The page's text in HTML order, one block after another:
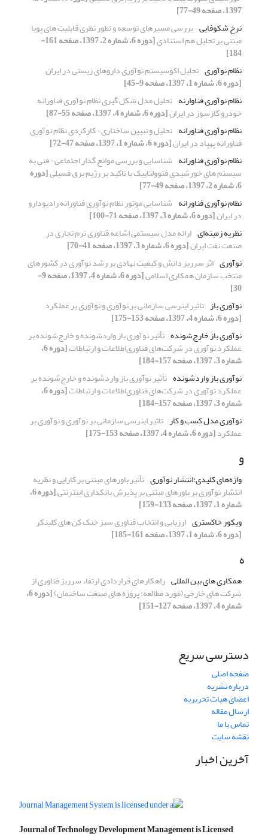
1397، صفحه 49-77]
نرخ شکوفایی بررسی مسیرهای توسعه و تطور نظری قابلیت های پویا
مبتنی بر تحلیل هم استنادی [دوره 6، شماره 2، 1397، صفحه 161-
184]
نظام نوآوری تحلیل اکوسیستم نوآوری داروهای زیستی در ایران
[دوره 6، شماره 1، 1397، صفحه 9-45]
نظام نوآوری فناوارنه تحلیل مدل شکل گیری نظام نوآوری فناورانه
خودرو گازسوز در ایران[دوره 6، شماره 4، 1397، صفحه 55-87]
نظام نوآوری فناورانه تحلیل و تبیین ساختاری- کارکردی نظام نوآوری
فناورانه پهپاد در ایران[دوره 6، شماره 1، 1397، صفحه 47-72]
نظام نوآوری فناورانه شناسایی و بررسی موانع گذار اجتماعی- فنی به
سیستم های خورشیدی فتوولتاییک با تاکید بر رژیم برق فسیلی[دوره
6، شماره 2، 1397، صفحه 49-77]
نظام نوآوری فناورانه شناسایی موتور نظام نوآوری فناورانه رادیودارو
در ایران[دوره 6، شماره 3، 1397، صفحه 71-100]
نظریه زمینه‌ای ارائه مدل سیستمی اشاعه فناوری نرم تجاری در
صنعت نفت ایران[دوره 6، شماره 3، 1397، صفحه 41-70]
نوآوری اثر سرریز دانش و کیفیت نهادی بر رشد نوآوری در کشورهای
منتخب سازمان همکاری اسلامی [دوره 6، شماره 4، 1397، صفحه 9-
30]
نوآوری باز تاثیر اینرسی سازمانی بر نوآوری و نوآوری بر عملکرد
[دوره 6، شماره 4، 1397، صفحه 153-175]
نوآوری باز خارج‌شونده تأثیر نوآوری باز واردشونده و خارج‌شونده بر
عملکرد نوآوری در شرکت‌های فناوری‌اطلاعات و ارتباطات [دوره 6،
شماره 3، 1397، صفحه 157-184]
نوآوری باز واردشونده تأثیر نوآوری باز واردشونده و خارج‌شونده بر
عملکرد نوآوری در شرکت‌های فناوری‌اطلاعات و ارتباطات [دوره 6،
شماره 3، 1397، صفحه 157-184]
نوآوری مدل کسب و کار تاثیر اینرسی سازمانی بر نوآوری و نوآوری بر
عملکرد[دوره 6، شماره 4، 1397، صفحه 153-175]
و
واژه‌های کلیدی:انتشار نوآوری تأثیر باورهای مبتنی بر کارایی و نظریه
انتشار نوآوری بر باورهای مبتنی بر پذیرش بانکداری اینترنتی [دوره 6،
شماره 1، 1397، صفحه 133-159]
ویکور خاکستری ارزیابی و انتخاب فناوری سبز خنک کن های کلینکر
[دوره 6، شماره 1، 1397، صفحه 161-185]
ه
همکاری های بین المللی راهکارهای قراردادی ارتقاء سرریز فناوری از
شرکت های خارجی (مورد مطالعه: پروژه های صنعت ساختمان) [دوره 6،
شماره 4، 1397، صفحه 127-151]
دسترسی سریع
صفحه اصلی
درباره نشریه
اعضای هیات تحریریه
ارسال مقاله
تماس با ما
نقشه سایت
آخرین اخبار
Journal of Technology Development Management is Licensed